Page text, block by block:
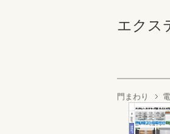
エクス
門まわり